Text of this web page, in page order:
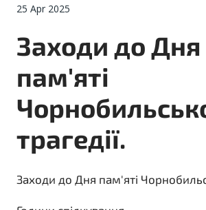
25 Apr 2025
Заходи до Дня
пам'яті
трагедії.
Заходи до Дня пам'яті